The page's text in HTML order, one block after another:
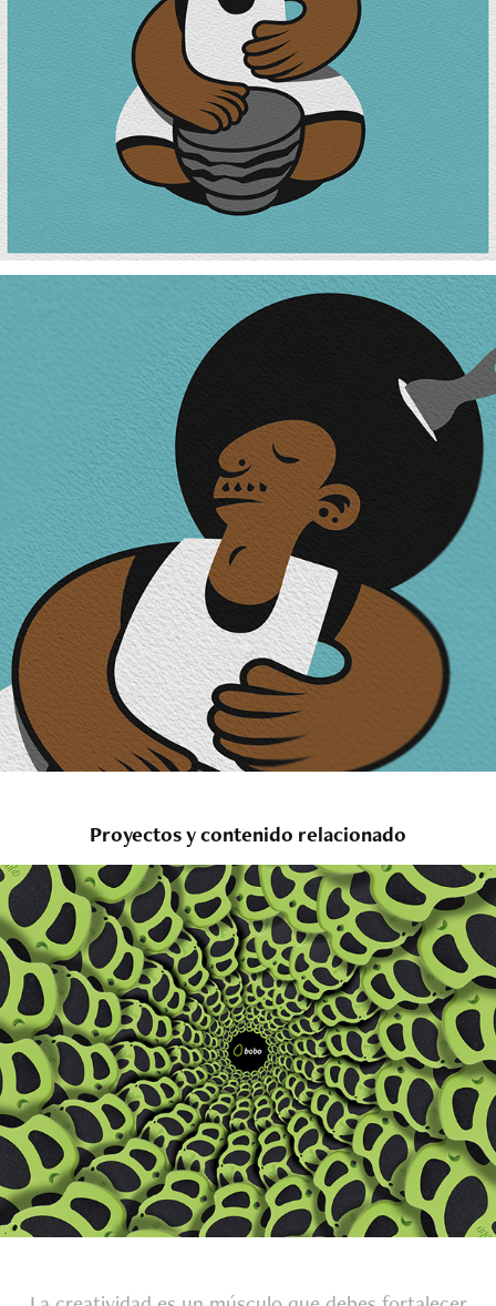
Proyectos y contenido relacionado
Flower Way - Anuncio de Revista
2020